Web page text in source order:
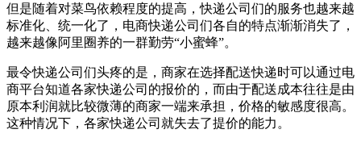
但是随着对菜鸟依赖程度的提高，快递公司们的服务也越来越
标准化、统一化了，电商快递公司们各自的特点渐渐消失了，
越来越像阿里圈养的一群勤劳“小蜜蜂”。
最令快递公司们头疼的是，商家在选择配送快递时可以通过电
商平台知道各家快递公司的报价的，而由于配送成本往往是由
原本利润就比较微薄的商家一端来承担，价格的敏感度很高。
这种情况下，各家快递公司就失去了提价的能力。